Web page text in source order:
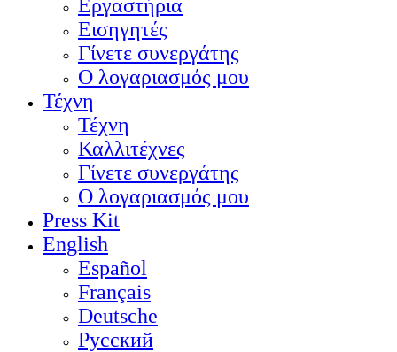
Εργαστήρια
Εισηγητές
Γίνετε συνεργάτης
Ο λογαριασμός μου
Τέχνη
Τέχνη
Καλλιτέχνες
Γίνετε συνεργάτης
Ο λογαριασμός μου
Press Kit
English
Español
Français
Deutsche
Pусский